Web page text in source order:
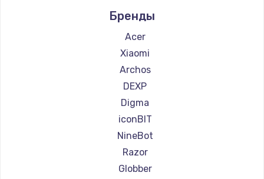
Ремонт самокатов Hunter
Ремонт самокатов Shorner
Ремонт самокатов Joyor
Ремонт самокатов Minimotors
Ремонт самокатов Bork
Ремонт самокатов Segway
Ремонт самокатов KIRIN
Бренды
Acer
Xiaomi
Archos
DEXP
Digma
iconBIT
NineBot
Razor
Globber